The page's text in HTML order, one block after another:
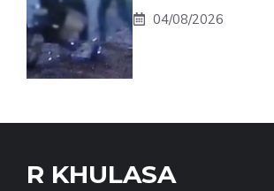
04/08/2026
R KHULASA